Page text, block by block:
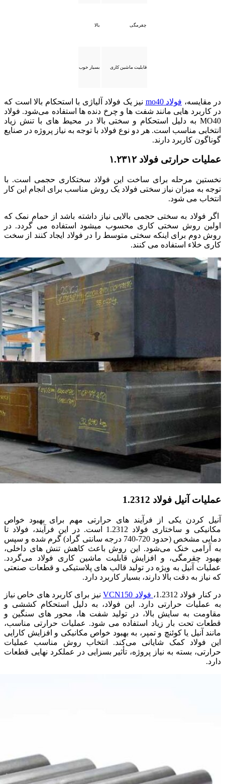
چقرمگی بالا
قابلیت ماشین‌ کاری بسیار خوب
در مقایسه، فولاد mo40
نیز یک فولاد آلیاژی با استحکام بالا است که
در کاربرد هایی مانند شفت‌ ها و چرخ‌ دنده‌ ها استفاده می‌شود. فولاد
MO40 به دلیل استحکام و سختی بالا در محیط‌ های با تنش زیاد
انتخابی مناسب است. هر دو نوع فولاد با توجه به نیاز پروژه در صنایع
گوناگون کاربرد دارند.
عملیات حرارتی فولاد ۱.۲۳۱۲
نخستین مرحله برای ساخت این فولاد سختکاری حجمی است‌. با
توجه به میزان نیاز سختی فولاد یک روش مناسب برای انجام این کار
انتخاب می شود.
اگر فولاد به سختی‌ حجمی بالایی نیاز داشته باشد از حمام نمک که
اولین روش سختی‌ کاری محسوب میشود استفاده می گردد. در
روش دوم برای اینکه سختی متوسط را در فولاد ایجاد کنند از سخت‌
کاری خلاء استفاده می کنند.
عملیات آنیل فولاد 1.2312
آنیل کردن یکی از فرآیند های حرارتی مهم برای بهبود خواص
مکانیکی و ساختاری فولاد 1.2312 است. در این فرآیند، فولاد تا
دمایی مشخص (حدود 720-740 درجه سانتی‌ گراد) گرم شده و سپس
به‌ آرامی خنک می‌شود. این روش باعث کاهش تنش‌ های داخلی،
بهبود چقرمگی، و افزایش قابلیت ماشین‌ کاری فولاد می‌گردد.
عملیات آنیل به‌ ویژه در تولید قالب‌ های پلاستیکی و قطعات صنعتی
که نیاز به دقت بالا دارند، بسیار کاربرد دارد.
در کنار فولاد 1.2312، فولاد VCN150
نیز برای کاربرد های خاص نیاز
به عملیات حرارتی دارد. این فولاد، به دلیل استحکام کششی و
مقاومت به سایش بالا، در تولید شفت‌ ها، محور های سنگین و
قطعات تحت بار زیاد استفاده می‌ شود. عملیات حرارتی مناسب،
مانند آنیل یا کوئنچ و تمپر، به بهبود خواص مکانیکی و افزایش کارایی
این فولاد کمک شایانی می‌کند. انتخاب روش مناسب عملیات
حرارتی، بسته به نیاز پروژه، تأثیر بسزایی در عملکرد نهایی قطعات
دارد.